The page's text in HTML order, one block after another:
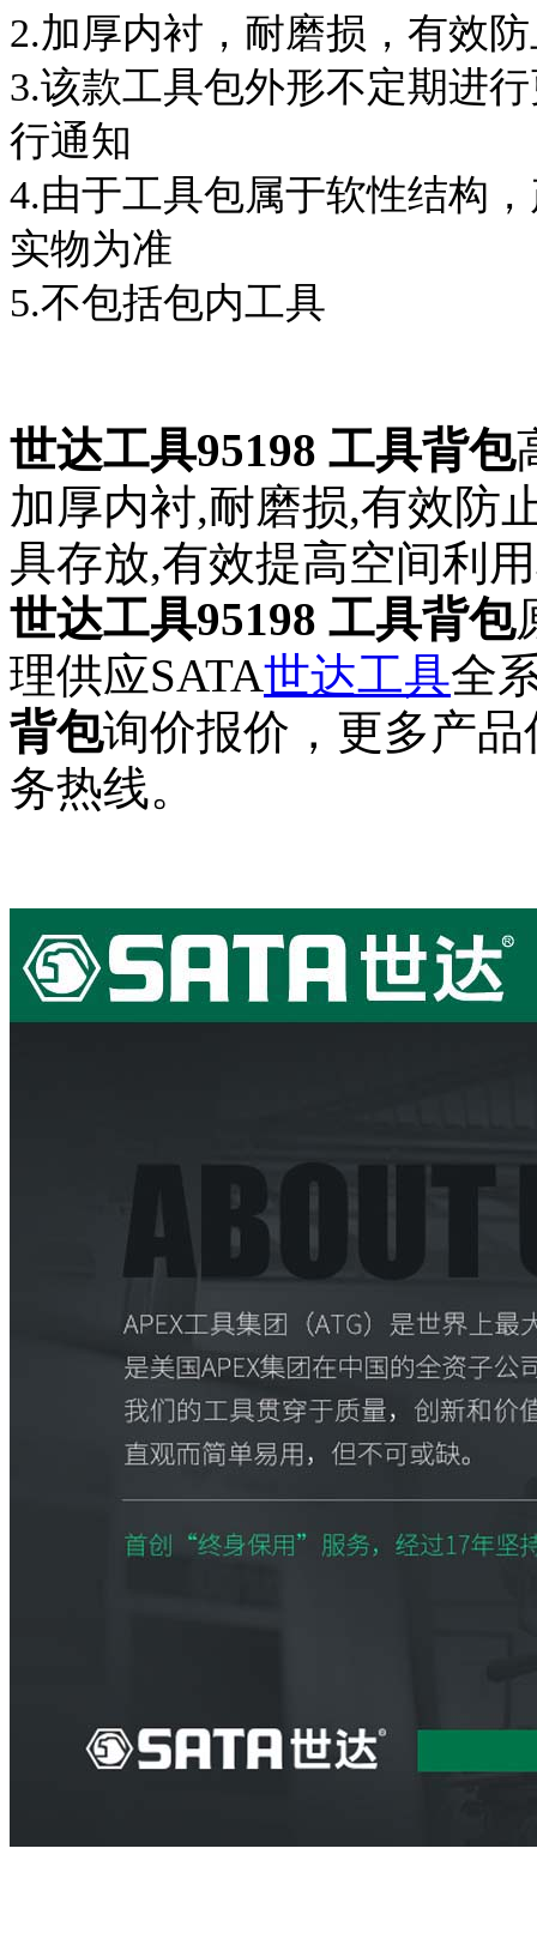
2.加厚内衬，耐磨损，有效
3.该款工具包外形不定期进
行通知
4.由于工具包属于软性结构
实物为准
5.不包括包内工具
世达工具95198 工具背包
加厚内衬,耐磨损,有效防
具存放,有效提高空间利
世达工具95198 工具背包
理供应SATA世达工具全
背包询价报价，更多产
务热线。